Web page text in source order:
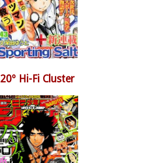
20º Hi-Fi Cluster